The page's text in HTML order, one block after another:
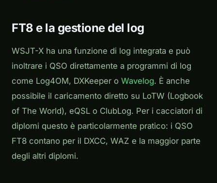
FT8 e la gestione del log
WSJT-X ha una funzione di log integrata e può
inoltrare i QSO direttamente a programmi di log
come Log4OM, DXKeeper o Wavelog. È anche
possibile il caricamento diretto su LoTW (Logbook
of The World), eQSL o ClubLog. Per i cacciatori di
diplomi questo è particolarmente pratico: i QSO
FT8 contano per il DXCC, WAZ e la maggior parte
degli altri diplomi.